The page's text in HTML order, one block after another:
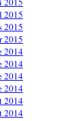
2015
2015
2015
2014
2014
2014
2014
2014
2014